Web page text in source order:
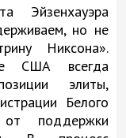
Эйзенхауэра
но не
Никсона».
США всегда
элиты,
Белого
поддержки